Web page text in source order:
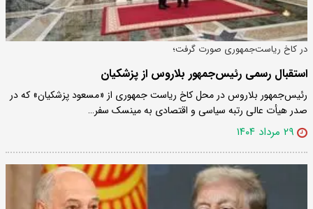
در کاخ ریاست‌جمهوری صورت گرفت؛
استقبال رسمی رئیس‌جمهور بلاروس از پزشکیان
رئیس‌جمهور بلاروس در محل کاخ ریاست جمهوری از «مسعود پزشکیان» که در
صدر هیأت عالی رتبه سیاسی و اقتصادی به مینسک سفر…
۲۹ مرداد ۱۴۰۴